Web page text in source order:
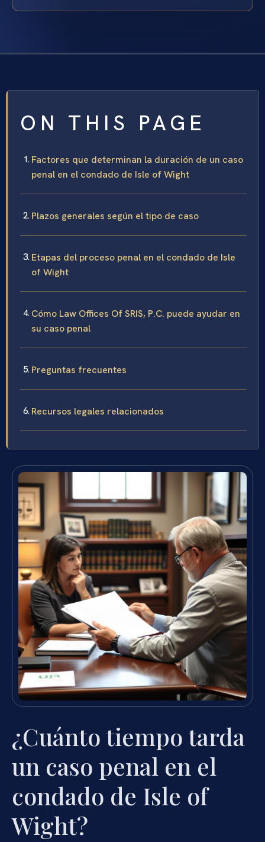
ON THIS PAGE
Factores que determinan la duración de un caso
penal en el condado de Isle of Wight
Plazos generales según el tipo de caso
Etapas del proceso penal en el condado de Isle
of Wight
Cómo Law Offices Of SRIS, P.C. puede ayudar en
su caso penal
Preguntas frecuentes
Recursos legales relacionados
¿Cuánto tiempo tarda
un caso penal en el
condado de Isle of
Wight?